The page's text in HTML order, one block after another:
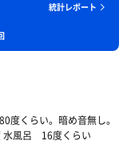
統計レポート
くらい。暗め音無し。
水風呂 16度くらい